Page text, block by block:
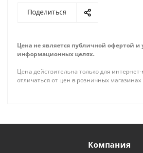
Поделиться
Цена не является публичной офертой и
информационных целях.
Цена действительна только для
отличаться от цен в розничных магазинах
Компания